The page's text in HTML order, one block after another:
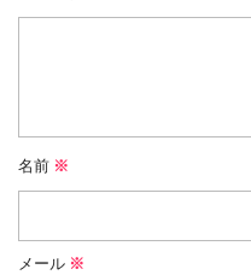
名前 ※
メール ※